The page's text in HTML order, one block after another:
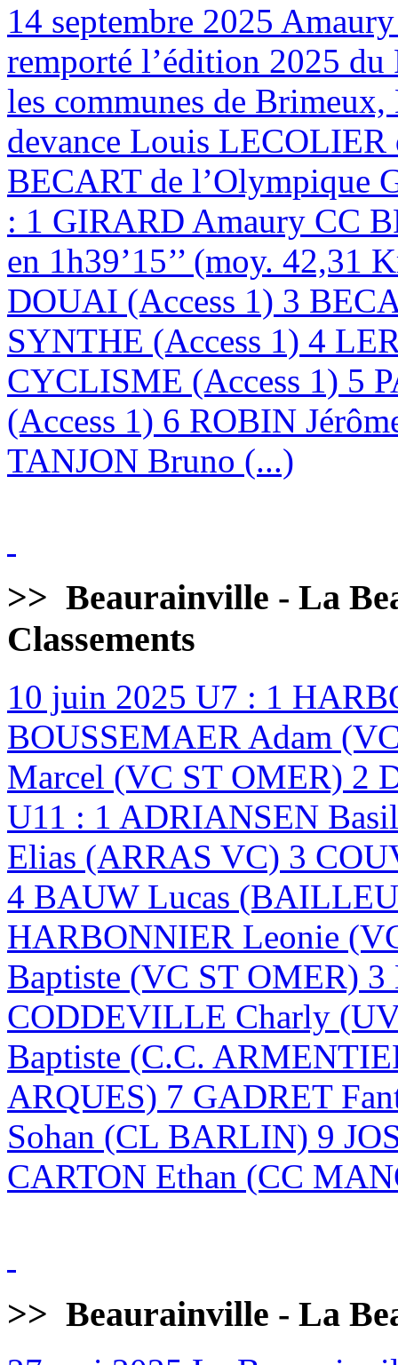
14 septembre 2025
remporté l’édition 2025
les communes de
devance Louis
BECART de l’Olympique
: 1 GIRARD Amaury CC
en 1h39’15’’ (moy.
DOUAI (Access 1) 3
SYNTHE (Access 1) 4
CYCLISME (Access 1) 5
(Access 1) 6 ROBIN
TANJON Bruno (...)
>> Beaurainville - La
Classements
10 juin 2025 U7 : 1
BOUSSEMAER Adam
Marcel (VC ST OMER) 2
U11 : 1 ADRIANSEN
Elias (ARRAS VC) 3
4 BAUW Lucas
HARBONNIER Leonie
Baptiste (VC ST OMER)
CODDEVILLE Charly
Baptiste (C.C.
ARQUES) 7 GADRET
Sohan (CL BARLIN) 9
CARTON Ethan (CC
>> Beaurainville - La